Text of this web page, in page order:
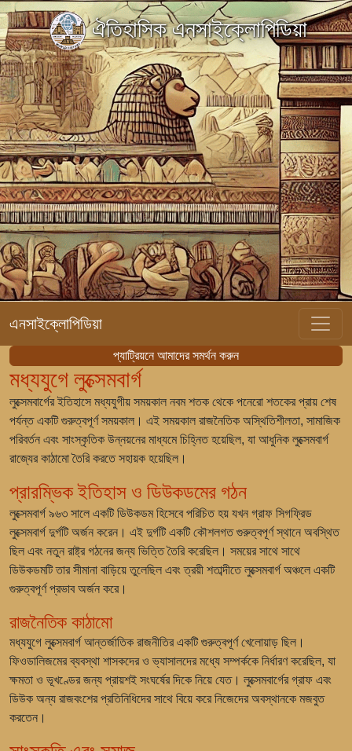
ঐতিহাসিক এনসাইক্লোপিডিয়া
এনসাইক্লোপিডিয়া
প্যাট্রিয়নে আমাদের সমর্থন করুন
মধ্যযুগে লুক্সেমবার্গ
লুক্সেমবার্গের ইতিহাসে মধ্যযুগীয় সময়কাল নবম শতক থেকে পনেরো শতকের প্রায় শেষ
পর্যন্ত একটি গুরুত্বপূর্ণ সময়কাল। এই সময়কাল রাজনৈতিক অস্থিতিশীলতা, সামাজিক
পরিবর্তন এবং সাংস্কৃতিক উন্নয়নের মাধ্যমে চিহ্নিত হয়েছিল, যা আধুনিক লুক্সেমবার্গ
রাজ্যের কাঠামো তৈরি করতে সহায়ক হয়েছিল।
প্রারম্ভিক ইতিহাস ও ডিউকডমের গঠন
লুক্সেমবার্গ ৯৬৩ সালে একটি ডিউকডম হিসেবে পরিচিত হয় যখন গ্রাফ সিগফ্রিড
লুক্সেমবার্গ দুর্গটি অর্জন করেন। এই দুর্গটি একটি কৌশলগত গুরুত্বপূর্ণ স্থানে অবস্থিত
ছিল এবং নতুন রাষ্ট্র গঠনের জন্য ভিত্তি তৈরি করেছিল। সময়ের সাথে সাথে
ডিউকডমটি তার সীমানা বাড়িয়ে তুলেছিল এবং ত্রয়ী শতাব্দীতে লুক্সেমবার্গ অঞ্চলে একটি
গুরুত্বপূর্ণ প্রভাব অর্জন করে।
রাজনৈতিক কাঠামো
মধ্যযুগে লুক্সেমবার্গ আন্তর্জাতিক রাজনীতির একটি গুরুত্বপূর্ণ খেলোয়াড় ছিল।
ফিওডালিজমের ব্যবস্থা শাসকদের ও ভ্যাসালদের মধ্যে সম্পর্ককে নির্ধারণ করেছিল, যা
ক্ষমতা ও ভূখণ্ডের জন্য প্রায়শই সংঘর্ষের দিকে নিয়ে যেত। লুক্সেমবার্গের গ্রাফ এবং
ডিউক অন্য রাজবংশের প্রতিনিধিদের সাথে বিয়ে করে নিজেদের অবস্থানকে মজবুত
করতেন।